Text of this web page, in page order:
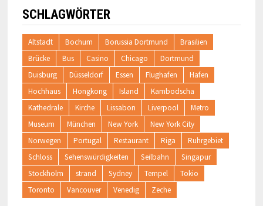
SCHLAGWÖRTER
Altstadt Bochum Borussia Dortmund
Brasilien
Brücke
Bus Casino Chicago
Dortmund
Duisburg
Düsseldorf Essen Flughafen
Hafen
Hochhaus
Hongkong Island
Kambodscha
Kathedrale
Kirche Lissabon Liverpool
Metro
Museum
München New York
New York City
Norwegen
Portugal Restaurant Riga
Ruhrgebiet
Schloss
Sehenswürdigkeiten Seilbahn
Singapur
Stockholm
strand Sydney Tempel
Tokio
Toronto
Vancouver Venedig Zeche